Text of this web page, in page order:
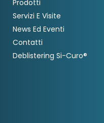
Prodotti
Servizi E Visite
News Ed Eventi
Contatti
Deblistering Si-Curo®